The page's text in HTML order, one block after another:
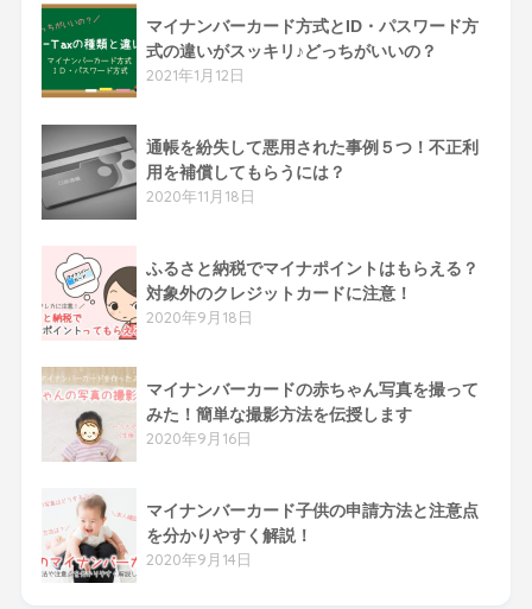
マイナンバーカード方式とID・パスワード方
式の違いがスッキリ♪どっちがいいの？
2021年1月12日
通帳を紛失して悪用された事例５つ！不正利
用を補償してもらうには？
2020年11月18日
ふるさと納税でマイナポイントはもらえる？
対象外のクレジットカードに注意！
2020年9月18日
マイナンバーカードの赤ちゃん写真を撮って
みた！簡単な撮影方法を伝授します
2020年9月16日
マイナンバーカード子供の申請方法と注意点
を分かりやすく解説！
2020年9月14日